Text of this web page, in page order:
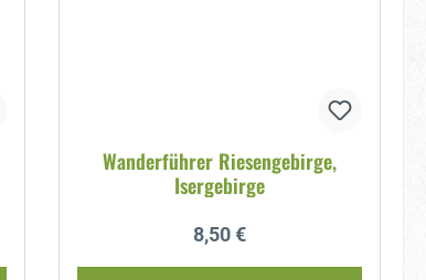
Wanderführer Riesengebirge,
Isergebirge
Regulärer Preis:
8,50 €